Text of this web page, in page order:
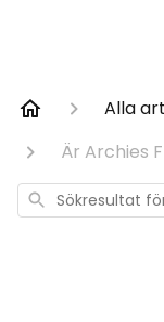
Alla
Är Archies
Sökresultat
för